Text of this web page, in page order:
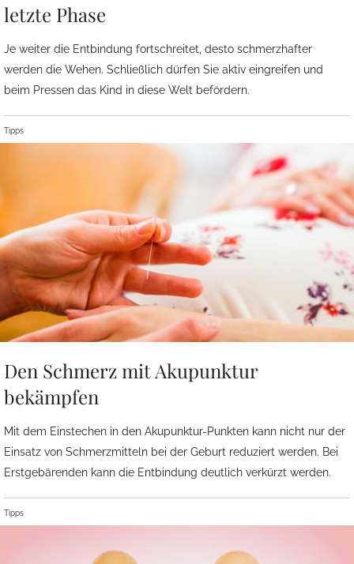
letzte Phase
Je weiter die Entbindung fortschreitet, desto schmerzhafter
werden die Wehen. Schließlich dürfen Sie aktiv eingreifen und
beim Pressen das Kind in diese Welt befördern.
Tipps
Den Schmerz mit Akupunktur
bekämpfen
Mit dem Einstechen in den Akupunktur-Punkten kann nicht nur der
Einsatz von Schmerzmitteln bei der Geburt reduziert werden. Bei
Erstgebärenden kann die Entbindung deutlich verkürzt werden.
Tipps